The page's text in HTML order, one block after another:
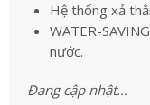
Hệ thống xả
WATER-
nước.
Đang cập nhật…